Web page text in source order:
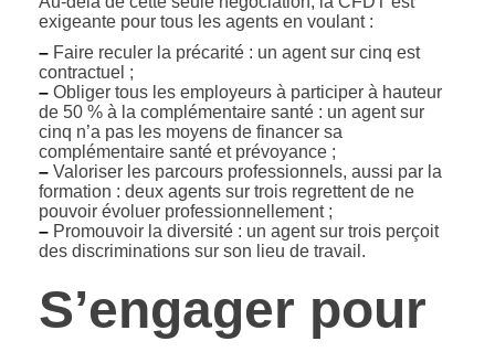
exigeante pour tous les agents en voulant :
– Faire reculer la précarité : un agent sur cinq est
contractuel ;
– Obliger tous les employeurs à participer à hauteur
de 50 % à la complémentaire santé : un agent sur
cinq n’a pas les moyens de financer sa
complémentaire santé et prévoyance ;
– Valoriser les parcours professionnels, aussi par la
formation : deux agents sur trois regrettent de ne
pouvoir évoluer professionnellement ;
– Promouvoir la diversité : un agent sur trois perçoit
des discriminations sur son lieu de travail.
S’engager pour